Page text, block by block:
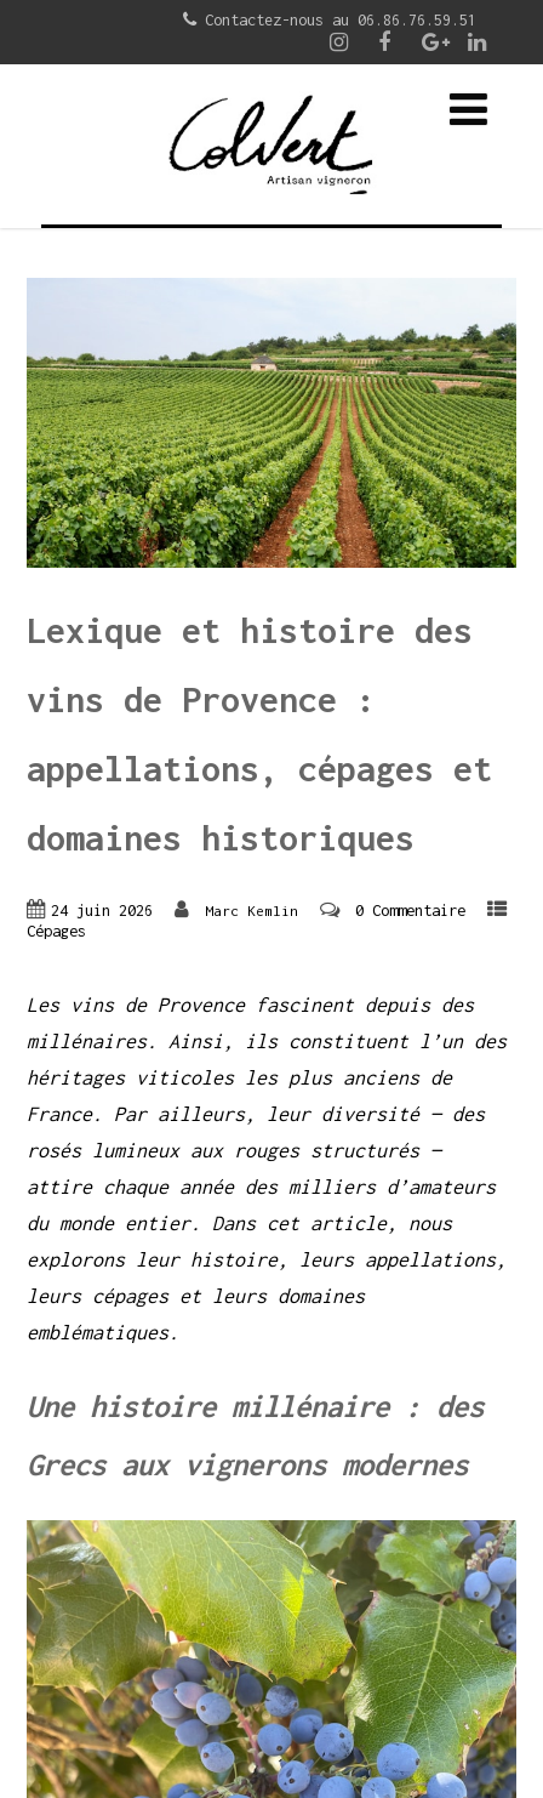
Contactez-nous au 06.86.76.59.51
Lexique et histoire des
vins de Provence :
appellations, cépages et
domaines historiques
24 juin 2026 Marc Kemlin
0 Commentaire
Cépages
Les vins de Provence fascinent depuis des
millénaires. Ainsi, ils constituent l’un des
héritages viticoles les plus anciens de
France. Par ailleurs, leur diversité — des
rosés lumineux aux rouges structurés —
attire chaque année des milliers d’amateurs
du monde entier. Dans cet article, nous
explorons leur histoire, leurs appellations,
leurs cépages et leurs domaines
emblématiques.
Une histoire millénaire : des
Grecs aux vignerons modernes